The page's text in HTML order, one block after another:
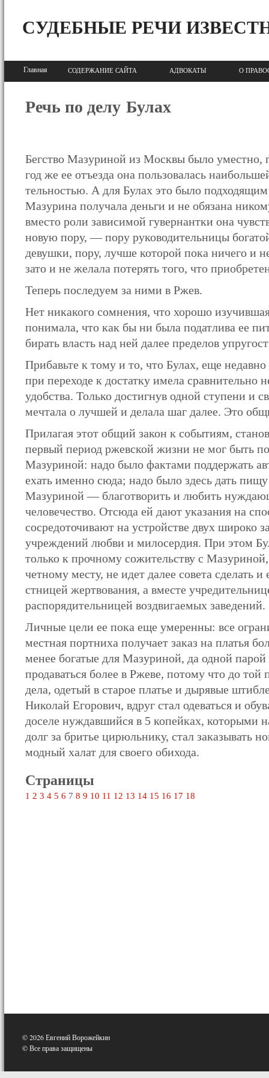
СУДЕБНЫЕ РЕЧИ
Главная СОДЕРЖАНИЕ САЙТА АДВОКАТЫ О
Речь по делу Булах
Бегство Мазуриной из Москвы было уместно,
год же ее отъезда она пользовалась
тельностью. А для Булах это было
Мазурина получала деньги и не обязана
вместо роли зависимой гувернантки она
новую пору, — пору руководительницы
девушки, пору, лучше которой пока ничего и
зато и не желала потерять того, что
Теперь последуем за ними в Ржев.
Нет никакого сомнения, что хорошо
понимала, что как бы ни была податлива ее
бирать власть над ней далее пределов
Прибавьте к тому и то, что Булах, еще
при переходе к достатку имела сравнительно
удобства. Только достигнув одной ступени и
мечтала о лучшей и делала шаг далее. Это
Прилагая этот общий закон к событиям,
первый период ржевской жизни не мог быть
Мазуриной: надо было фактами поддержать
ехать именно сюда; надо было здесь дать
Мазуриной — благотворить и любить
человечество. Отсюда ей дают указания на
сосредоточивают на устройстве двух широко
учреждений любви и милосердия. При этом
только к прочному сожительству с
четному месту, не идет далее совета сделать
стницей жертвования, а вместе
распорядительницей воздвигаемых заведений.
Личные цели ее пока еще умеренны: все
местная портниха получает заказ на платья
менее богатые для Мазуриной, да одной парой
продаваться более в Ржеве, потому что до
дела, одетый в старое платье и дырявые
Николай Егорович, вдруг стал одеваться и
доселе нуждавшийся в 5 копейках, которыми
долг за бритье цирюльнику, стал заказывать
модный халат для своего обихода.
Страницы
1 2 3 4 5 6 7 8 9 10 11 12 13 14 15 16 17 18
© 2026 Евгений Ворожейкин
© Все права защищены